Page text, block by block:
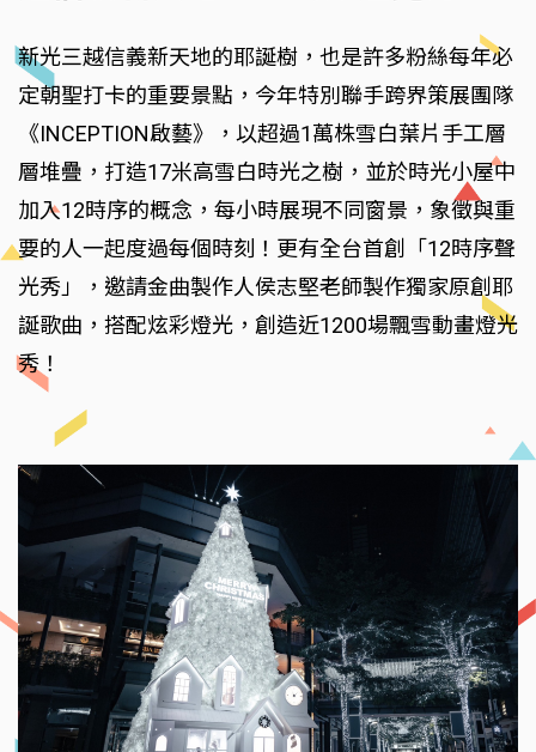
新光三越信義新天地的耶誕樹，也是許多粉絲每年必
定朝聖打卡的重要景點，今年特別聯手跨界策展團隊
《INCEPTION啟藝》，以超過1萬株雪白葉片手工層
層堆疊，打造17米高雪白時光之樹，並於時光小屋中
加入12時序的概念，每小時展現不同窗景，象徵與重
要的人一起度過每個時刻！更有全台首創「12時序聲
光秀」，邀請金曲製作人侯志堅老師製作獨家原創耶
誕歌曲，搭配炫彩燈光，創造近1200場飄雪動畫燈光
秀！